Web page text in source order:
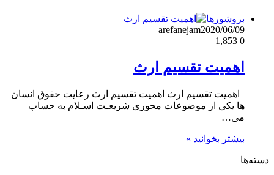
بروشورها
arefanejam2020/06/09
0
اهمیت تقسیم ارث
اهمیت تقسیم ارث اهمیت تقسیم ارث رعایت حقوق انسان
ها یکی از موضوعات محوری شریعـت اسـلام به حساب
می…
بیشتر بخوانید »
دسته‌ها